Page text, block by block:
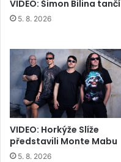
VIDEO: Šimon Bilina tančí
5. 8. 2026
VIDEO: Horkýže Slíže
představili Monte Mabu
5. 8. 2026